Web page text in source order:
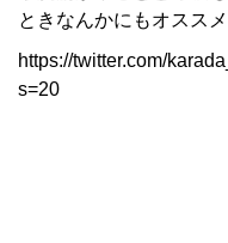
ときなんかにもオススメ
https://twitter.com/
s=20